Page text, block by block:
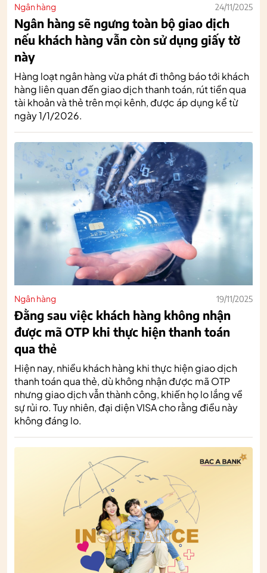
Ngân hàng 24/11/2025
Ngân hàng sẽ ngưng toàn bộ giao dịch
nếu khách hàng vẫn còn sử dụng giấy tờ
này
Hàng loạt ngân hàng vừa phát đi thông báo tới khách
hàng liên quan đến giao dịch thanh toán, rút tiền qua
tài khoản và thẻ trên mọi kênh, được áp dụng kể từ
ngày 1/1/2026.
Ngân hàng 19/11/2025
Đằng sau việc khách hàng không nhận
được mã OTP khi thực hiện thanh toán
qua thẻ
Hiện nay, nhiều khách hàng khi thực hiện giao dịch
thanh toán qua thẻ, dù không nhận được mã OTP
nhưng giao dịch vẫn thành công, khiến họ lo lắng về
sự rủi ro. Tuy nhiên, đại diện VISA cho rằng điều này
không đáng lo.